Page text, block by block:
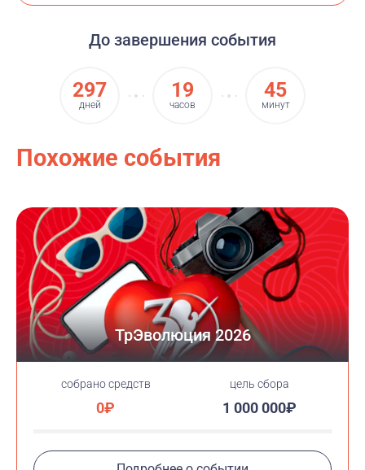
До завершения события
297
дней
19
часов
45
минут
Похожие события
ТрЭволюция 2026
cобрано средств
0₽
цель сбора
1 000 000₽